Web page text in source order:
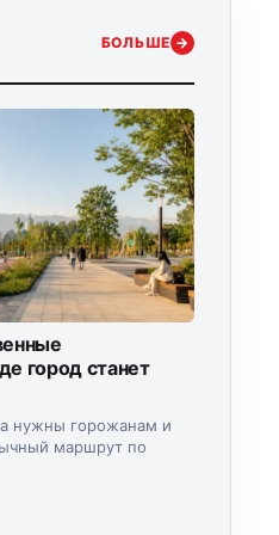
БОЛЬШЕ →
город станет
нужны горожанам и
маршрут по